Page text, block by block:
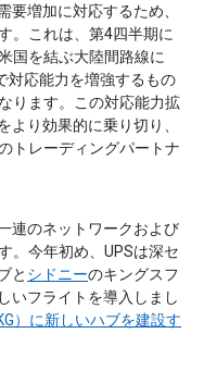
要増加に対応するため、
。これは、第4四半期に
国を結ぶ大陸間路線に
対応能力を増強するもの
ります。この対応能力拡
より効果的に乗り切り、
トレーディングパートナ
連のネットワークおよび
。今年初め、UPSは深セ
と シドニーのキングスフ
いフライトを導入しまし
）に新しいハブを建設す